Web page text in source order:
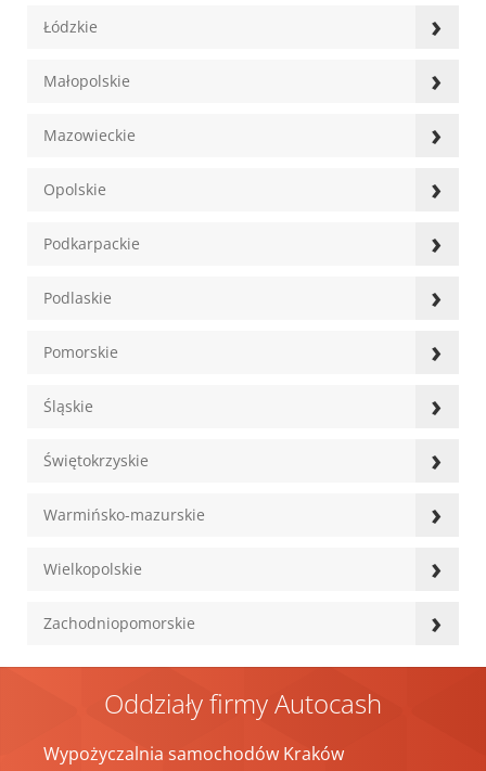
Łódzkie ›
Małopolskie ›
Mazowieckie ›
Opolskie ›
Podkarpackie ›
Podlaskie ›
Pomorskie ›
Śląskie ›
Świętokrzyskie ›
Warmińsko-mazurskie ›
Wielkopolskie ›
Zachodniopomorskie ›
Oddziały firmy Autocash
Wypożyczalnia samochodów Kraków